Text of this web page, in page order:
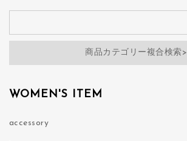
商品カテゴリー複合検索>
WOMEN'S ITEM
accessory